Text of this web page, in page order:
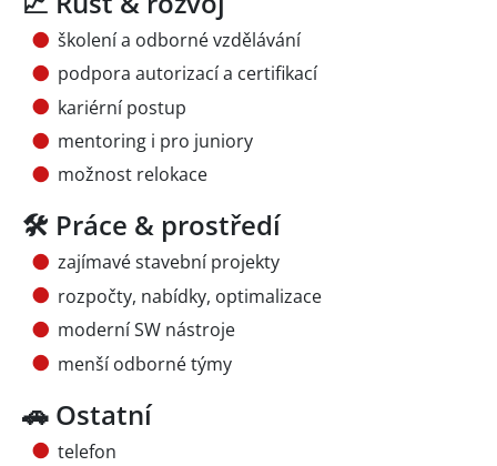
školení a odborné vzdělávání
podpora autorizací a certifikací
kariérní postup
mentoring i pro juniory
možnost relokace
🛠️ Práce & prostředí
zajímavé stavební projekty
rozpočty, nabídky, optimalizace
moderní SW nástroje
menší odborné týmy
🚗 Ostatní
telefon